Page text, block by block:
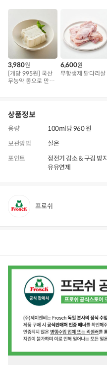
3,980원
[개당 995원] 국산
무농약 콩으로 만든
6,600원
무항생제 닭다리살
상품정보
용량
100ml당 960 원
보관방법
실온
포인트
정전기 감소 & 구김 방
유유연제
프로쉬
상